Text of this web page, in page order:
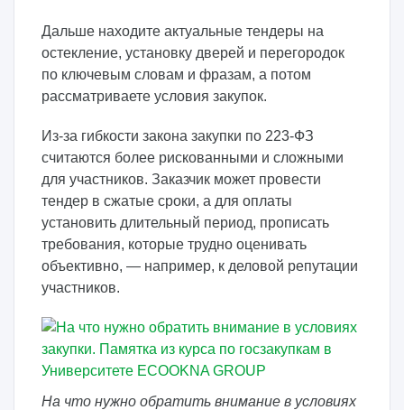
Дальше находите актуальные тендеры на
остекление, установку дверей и перегородок
по ключевым словам и фразам, а потом
рассматриваете условия закупок.
Из-за гибкости закона закупки по 223-ФЗ
считаются более рискованными и сложными
для участников. Заказчик может провести
тендер в сжатые сроки, а для оплаты
установить длительный период, прописать
требования, которые трудно оценивать
объективно, — например, к деловой репутации
участников.
На что нужно обратить внимание в условиях